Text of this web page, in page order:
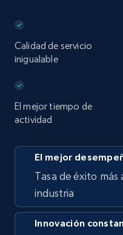
Calidad de servicio
inigualable
El mejor tiempo de
actividad
El mejor
Tasa de éxito más
industria
Innovación